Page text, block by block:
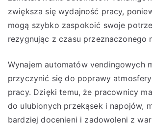
zwiększa się wydajność pracy,
mogą szybko zaspokoić swoje
rezygnując z czasu przeznaczonego
Wynajem automatów vendingowych
przyczynić się do poprawy
pracy. Dzięki temu, że pracownicy
do ulubionych przekąsek i napojów,
bardziej docenieni i zadowoleni z